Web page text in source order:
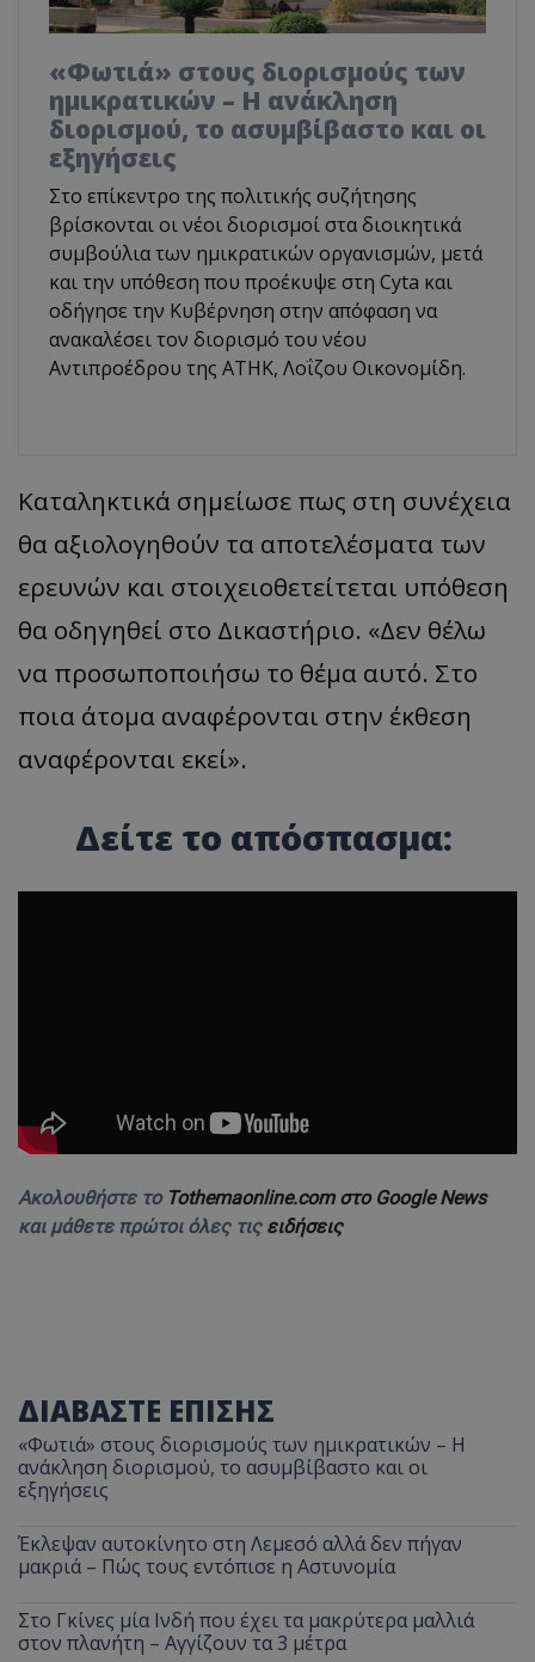
«Φωτιά» στους διορισμούς των
ημικρατικών – Η ανάκληση
διορισμού, το ασυμβίβαστο και οι
εξηγήσεις
Στο επίκεντρο της πολιτικής συζήτησης
βρίσκονται οι νέοι διορισμοί στα διοικητικά
συμβούλια των ημικρατικών οργανισμών, μετά
και την υπόθεση που προέκυψε στη Cyta και
οδήγησε την Κυβέρνηση στην απόφαση να
ανακαλέσει τον διορισμό του νέου
Αντιπροέδρου της ΑΤΗΚ, Λοΐζου Οικονομίδη.
Καταληκτικά σημείωσε πως στη συνέχεια
θα αξιολογηθούν τα αποτελέσματα των
ερευνών και στοιχειοθετείτεται υπόθεση
θα οδηγηθεί στο Δικαστήριο. «Δεν θέλω
να προσωποποιήσω το θέμα αυτό. Στο
ποια άτομα αναφέρονται στην έκθεση
αναφέρονται εκεί».
Δείτε το απόσπασμα:
Ακολουθήστε το Tothemaonline.com στο Google News
και μάθετε πρώτοι όλες τις ειδήσεις
ΔΙΑΒΑΣΤΕ ΕΠΙΣΗΣ
«Φωτιά» στους διορισμούς των ημικρατικών – Η
ανάκληση διορισμού, το ασυμβίβαστο και οι
εξηγήσεις
Έκλεψαν αυτοκίνητο στη Λεμεσό αλλά δεν πήγαν
μακριά – Πώς τους εντόπισε η Αστυνομία
Στο Γκίνες μία Ινδή που έχει τα μακρύτερα μαλλιά
στον πλανήτη – Αγγίζουν τα 3 μέτρα